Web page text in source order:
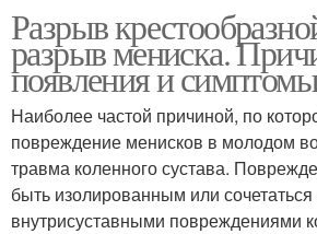
Разрыв
разрыв мениска.
появления и симптомы
Наиболее частой причиной, по
повреждение менисков в молодом
травма коленного сустава.
быть изолированным или сочетаться
внутрисуставными повреждениями